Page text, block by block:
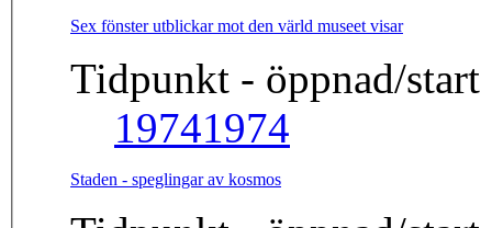
Sex fönster utblickar mot den värld museet visar
Tidpunkt - öppnad/start
19741974
Staden - speglingar av kosmos